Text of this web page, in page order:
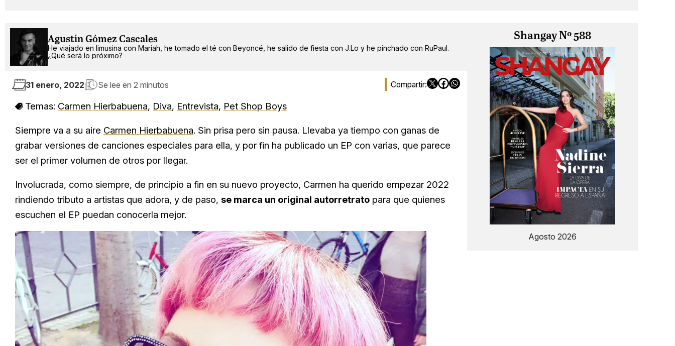
Agustín Gómez Cascales
He viajado en limusina con Mariah, he tomado el té con Beyoncé, he salido de fiesta con J.Lo y he pinchado con RuPaul.
¿Qué será lo próximo?
31 enero, 2022 Se lee en 2 minutos
Temas: Carmen Hierbabuena, Diva, Entrevista, Pet Shop Boys
Siempre va a su aire Carmen Hierbabuena. Sin prisa pero sin pausa. Llevaba ya tiempo con ganas de
grabar versiones de canciones especiales para ella, y por fin ha publicado un EP con varias, que parece
ser el primer volumen de otros por llegar.
Involucrada, como siempre, de principio a fin en su nuevo proyecto, Carmen ha querido empezar 2022
rindiendo tributo a artistas que adora, y de paso, se marca un original autorretrato para que quienes
escuchen el EP puedan conocerla mejor.
Shangay Nº 588
Agosto 2026